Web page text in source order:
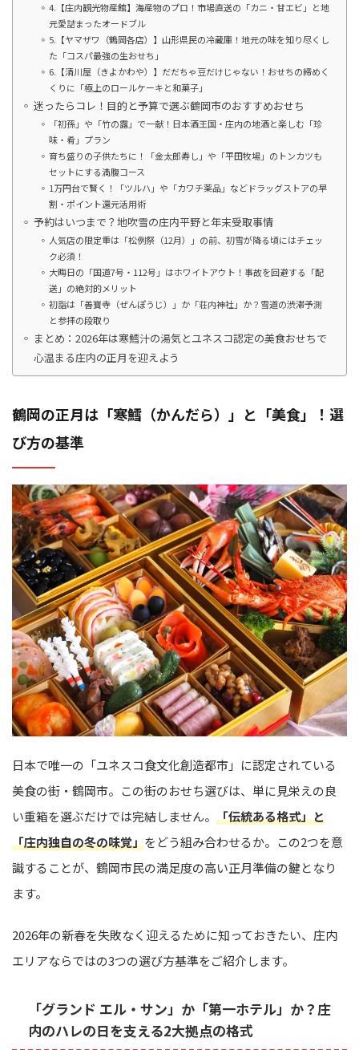
4.【庄内観光物産館】海産物のプロ！市場直送の「カニ・甘エビ」と地
元愛詰まったオードブル
5.【ヤマザワ（鶴岡各店）】山形県民の冷蔵庫！地元の味を知り尽くし
た「コスパ最強の生おせち」
6.【清川屋（きよかわや）】だだちゃ豆だけじゃない！おせちの締めく
くりに「極上のロールケーキと和菓子」
迷ったらコレ！目的と予算で選ぶ鶴岡市のおすすめおせち
「初孫」や「竹の露」で一献！日本酒王国・庄内の地酒と楽しむ「珍
味・肴」プラン
育ち盛りの子供たちに！「金太郎寿し」や「平田牧場」のトンカツも
セットにする満腹コース
1万円台で賢く！「ツルハ」や「カワチ薬品」などドラッグストアの早
割・ポイント還元活用術
予約はいつまで？地吹雪の庄内平野と年末受取事情
人気店の限定重は「松例祭（12月）」の前、初雪が降る頃にはチェッ
ク必須！
大晦日の「国道7号・112号」はホワイトアウト！事故を回避する「配
送」の絶対的メリット
初詣は「善寶寺（ぜんぽうじ）」か「荘内神社」か？雪道の渋滞予測
と参拝の段取り
まとめ：2026年は寒鱈汁の湯気とユネスコ認定の美食おせちで
心温まる庄内の正月を迎えよう
鶴岡の正月は「寒鱈（かんだら）」と「美食」！選
び方の基準
日本で唯一の「ユネスコ食文化創造都市」に認定されている
美食の街・鶴岡市。この街のおせち選びは、単に見栄えの良
い重箱を選ぶだけでは完結しません。 「伝統ある格式」と
「庄内独自の冬の味覚」をどう組み合わせるか。この2つを意
識することが、鶴岡市民の満足度の高い正月準備の鍵となり
ます。
2026年の新春を失敗なく迎えるために知っておきたい、庄内
エリアならではの3つの選び方基準をご紹介します。
「グランド エル・サン」か「第一ホテル」か？庄
内のハレの日を支える2大拠点の格式